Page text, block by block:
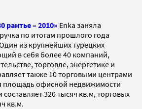
рантье – 2010» Enka заняла
по итогам прошлого года
из крупнейших турецких
в себя более 40 компаний,
торговле, энергетике и
также 10 торговыми центрами
площадь офисной недвижимости
320 тысяч кв.м, торговых
кв.м.